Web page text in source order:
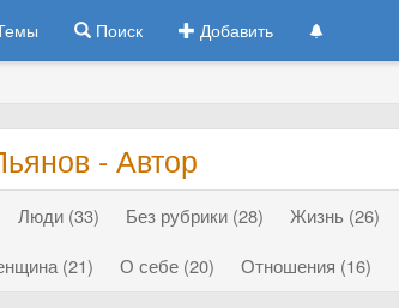
Поиск Добавить
- Автор
Люди (33) Без рубрики (28) Жизнь (26)
(21)
О себе (20) Отношения (16)